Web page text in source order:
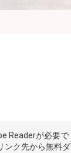
Readerが必要で
ンク先から無料ダ